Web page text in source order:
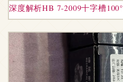
深度解析HB 7-2009十字槽